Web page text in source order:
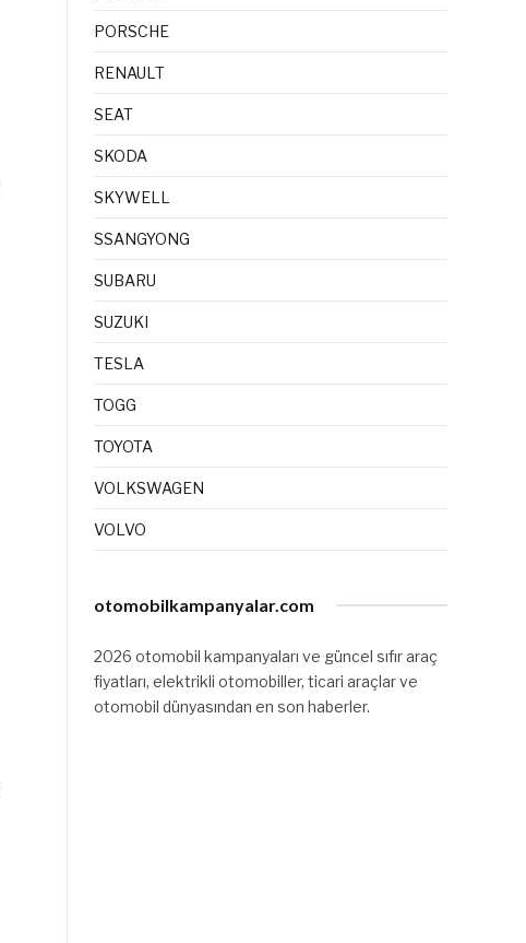
PORSCHE
RENAULT
SEAT
SKODA
SKYWELL
SSANGYONG
SUBARU
SUZUKI
TESLA
TOGG
TOYOTA
VOLKSWAGEN
VOLVO
otomobilkampanyalar.com
2026 otomobil kampanyaları ve güncel sıfır araç
fiyatları, elektrikli otomobiller, ticari araçlar ve
otomobil dünyasından en son haberler.